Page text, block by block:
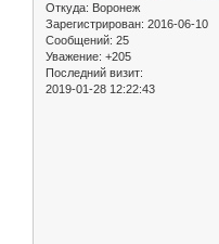
Откуда: Воронеж
Зарегистрирован: 2016-06-10
Сообщений: 25
Уважение: +205
Последний визит:
2019-01-28 12:22:43